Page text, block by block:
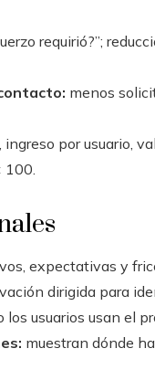
requirió?”;
menos
por usuario,
expectativas y
dirigida para
los usuarios usan el
muestran dónde